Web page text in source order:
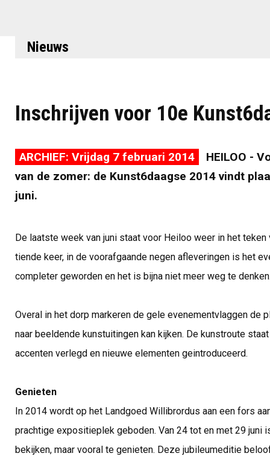
Nieuws
Inschrijven voor 10e
ARCHIEF: Vrijdag 7 februari 2014
HEILOO -
van de zomer: de Kunst6daagse 2014 vindt
juni.
De laatste week van juni staat voor Heiloo weer in het
tiende keer, in de voorafgaande negen afleveringen is het
completer geworden en het is bijna niet meer weg te
Overal in het dorp markeren de gele evenementvlaggen de
naar beeldende kunstuitingen kan kijken. De kunstroute
accenten verlegd en nieuwe elementen geintroduceerd.
Genieten
In 2014 wordt op het Landgoed Willibrordus aan een fors
prachtige expositieplek geboden. Van 24 tot en met 29 juni
bekijken, maar vooral te genieten. Deze jubileumeditie